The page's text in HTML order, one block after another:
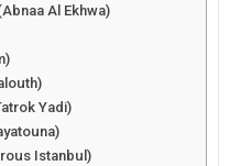
Al Ekhwa)
Yadi)
Istanbul)